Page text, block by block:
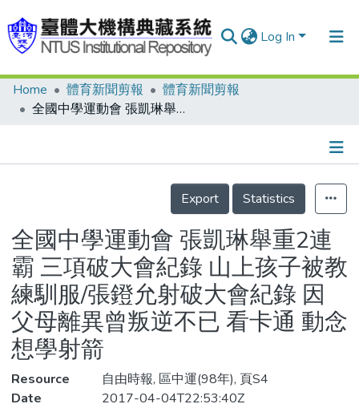
Log In
Communities & Collections
Statistics
Home 體育新聞剪報
體育新聞剪報
全國中學運動會 張凱琳舉重2連霸 三項破大會紀錄 山上孩子被教練馴服/張鐙允射破大會紀錄 因父母離異曾叛逆不已 看卡通 動念想學射箭
Details
Export
Statistics
全國中學運動會 張凱琳舉重2連
霸 三項破大會紀錄 山上孩子被教
練馴服/張鐙允射破大會紀錄 因
父母離異曾叛逆不已 看卡通 動念
想學射箭
Resource
自由時報, 區中運(98年), 頁S4
Date
2017-04-04T22:53:40Z